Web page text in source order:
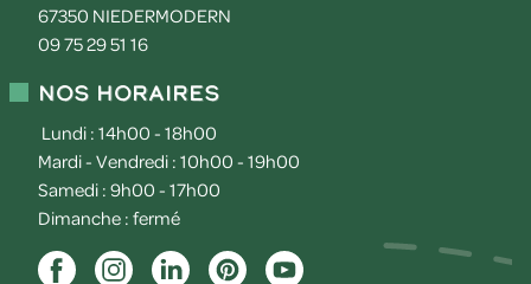
67350 NIEDERMODERN
09 75 29 51 16
Nos horaires
Lundi : 14h00 - 18h00
Mardi - Vendredi : 10h00 - 19h00
Samedi : 9h00 - 17h00
Dimanche : fermé